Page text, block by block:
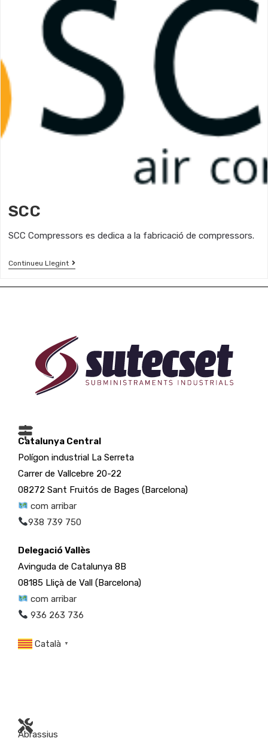
SCC
SCC Compressors es dedica a la fabricació de compressors.
Continueu Llegint
Catalunya Central
Polígon industrial La Serreta
Carrer de Vallcebre 20-22
08272 Sant Fruitós de Bages (Barcelona)
com arribar
938 739 750
Delegació Vallès
Avinguda de Catalunya 8B
08185 Lliçà de Vall (Barcelona)
com arribar
936 263 736
Català ▼
Abrassius